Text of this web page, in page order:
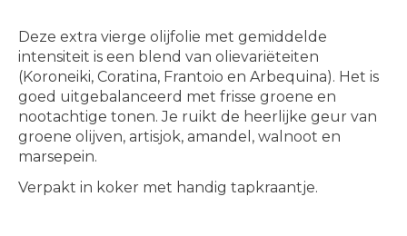
Deze extra vierge olijfolie met gemiddelde
intensiteit is een blend van olievariëteiten
(Koroneiki, Coratina, Frantoio en Arbequina). Het is
goed uitgebalanceerd met frisse groene en
nootachtige tonen. Je ruikt de heerlijke geur van
groene olijven, artisjok, amandel, walnoot en
marsepein.
Verpakt in koker met handig tapkraantje.